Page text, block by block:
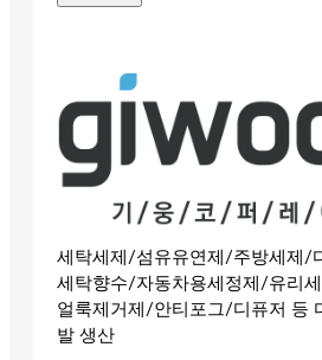
세탁세제/섬유유연제/주방세제/
세탁향수/자동차용세정제/유리
얼룩제거제/안티포그/디퓨저 등
발 생산